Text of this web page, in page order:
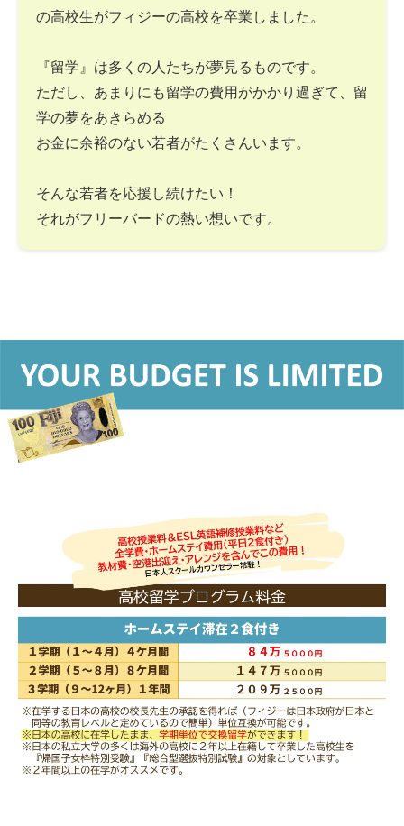
の高校生がフィジーの高校を卒業しました。
『留学』は多くの人たちが夢見るものです。
ただし、あまりにも留学の費用がかかり過ぎて、留
学の夢をあきらめる
お金に余裕のない若者がたくさんいます。
そんな若者を応援し続けたい！
それがフリーバードの熱い想いです。